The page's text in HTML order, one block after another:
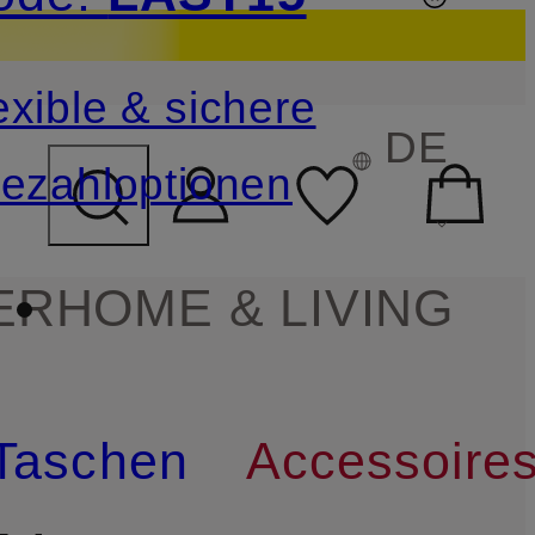
ÜBERSPRINGEN
& sichere
DE
HOME & LIVING